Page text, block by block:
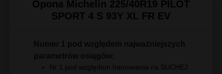
Opona Michelin 225/40R19 PILOT
SPORT 4 S 93Y XL FR EV
Nr 1 pod względem hamowania na SUCHEJ